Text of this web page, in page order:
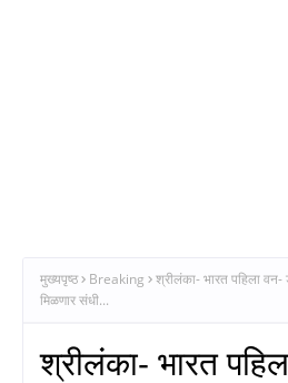
मुख्यपृष्ठ Breaking
श्रीलंका- भारत पहिला
मिळणार संधी...
श्रीलंका- भारत